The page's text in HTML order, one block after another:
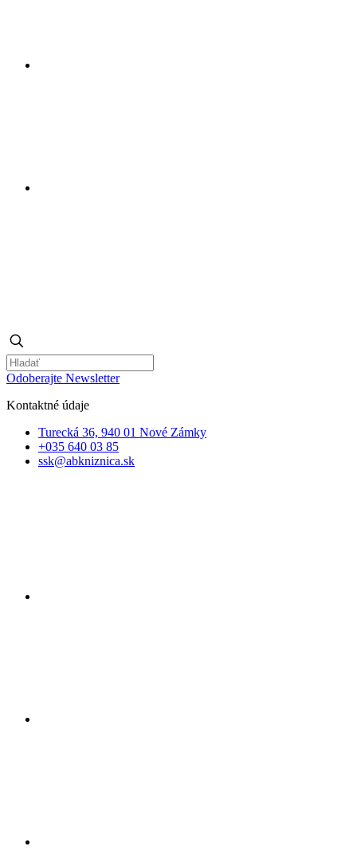
Odoberajte Newsletter
Kontaktné údaje
Turecká 36, 940 01 Nové Zámky
+035 640 03 85
ssk@abkniznica.sk